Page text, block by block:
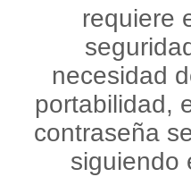
requiere
necesidad
portabilidad,
contraseña
siguiendo